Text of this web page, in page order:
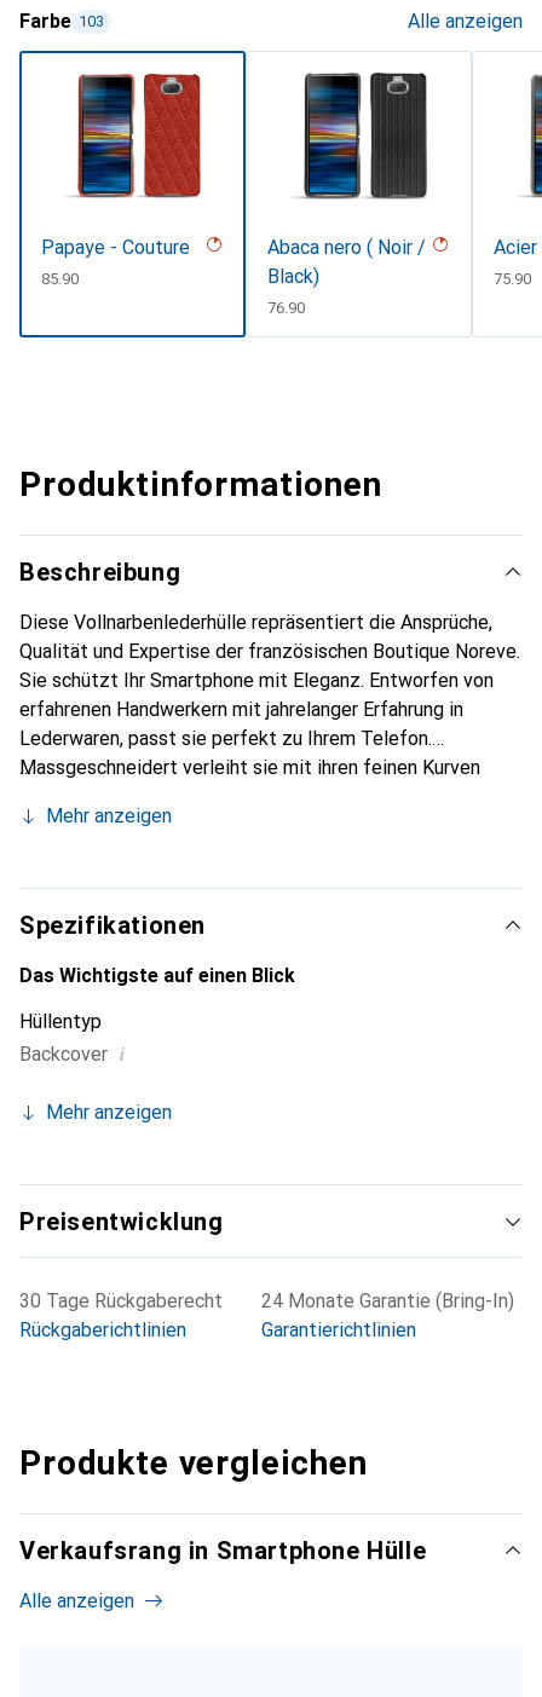
Farbe 103 Alle anzeigen
Papaye - Couture
CHF
85.90
Abaca nero ( Noir /
Black)
CHF
76.90
CHF
75.90
Produktinformationen
Beschreibung
Diese Vollnarbenlederhülle repräsentiert die Ansprüche,
Qualität und Expertise der französischen Boutique Noreve.
Sie schützt Ihr Smartphone mit Eleganz. Entworfen von
erfahrenen Handwerkern mit jahrelanger Erfahrung in
Lederwaren, passt sie perfekt zu Ihrem Telefon.
Massgeschneidert verleiht sie mit ihren feinen Kurven
schicken und unverzichtbaren Accessoire. Die Marke
anerkannt und eine zuverlässige Wahl für eine
anspruchsvolle Kundschaft.
Mehr anzeigen
Spezifikationen
Das Wichtigste auf einen Blick
Hüllentyp
Backcover i
Mehr anzeigen
Preisentwicklung
30 Tage Rückgaberecht
Rückgaberichtlinien
24 Monate Garantie (Bring-In)
Garantierichtlinien
Produkte vergleichen
Verkaufsrang in Smartphone Hülle
Alle anzeigen